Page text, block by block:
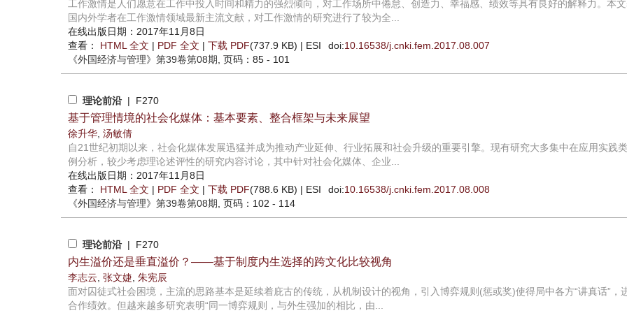
工作激情是人们愿意在工作中投入时间和精力的强烈倾向，对工作场所中倦怠、创造力、幸福感、绩效等具有良好的解释力。本
国内外学者在工作激情领域最新主流文献，对工作激情的研究进行了较为全...
在线出版日期：2017年11月8日
查看： HTML 全文 | PDF 全文 | 下载 PDF(737.9 KB) | ESI doi:10.16538/j.cnki.fem.2017.08.007
《外国经济与管理》 第39卷第08期 , 页码：85 - 101
理论前沿 | F270
基于管理情境的社会化媒体：基本要素、整合框架与未来展望
徐升华 汤敏倩
自21世纪初期以来，社会化媒体发展迅猛并成为推动产业延伸、行业拓展和社会升级的重要引擎。现有研究大多集中在应用实践
例分析，较少考虑理论述评性的研究内容讨论，其中针对社会化媒体、企业...
在线出版日期：2017年11月8日
查看： HTML 全文 | PDF 全文 | 下载 PDF(788.6 KB) | ESI doi:10.16538/j.cnki.fem.2017.08.008
《外国经济与管理》 第39卷第08期 , 页码：102 - 114
理论前沿 | F270
内生溢价还是垂直溢价？——基于制度内生选择的跨文化比较视角
李志云 张文婕 朱宪辰
面对囚徒式社会困境，主流的思路基本是延续着庇古的传统，从机制设计的视角，引入博弈规则(惩或奖)使得局中各方“讲真话”，
合作绩效。但越来越多研究表明“同一博弈规则，与外生强加的相比，由...